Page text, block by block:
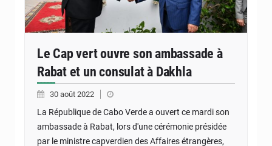
Le Cap vert ouvre son ambassade à
Rabat et un consulat à Dakhla
30 août 2022
La République de Cabo Verde a ouvert ce mardi son
ambassade à Rabat, lors d'une cérémonie présidée
par le ministre capverdien des Affaires étrangères,